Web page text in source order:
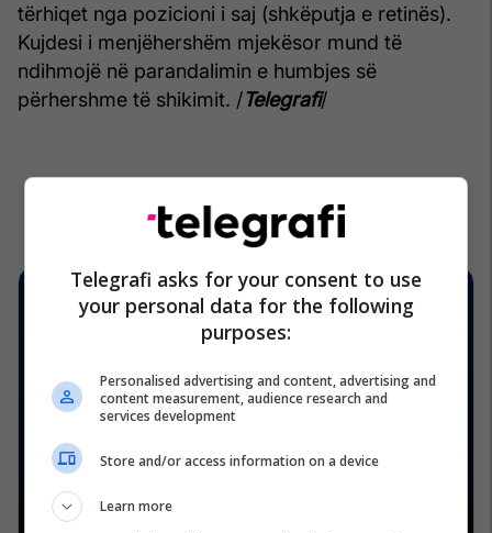
tërhiqet nga pozicioni i saj (shkëputja e retinës).
Kujdesi i menjëhershëm mjekësor mund të
ndihmojë në parandalimin e humbjes së
përhershme të shikimit. /Telegrafi/
Telegrafi asks for your consent to use
your personal data for the following
purposes:
Personalised advertising and content, advertising and
content measurement, audience research and
services development
Store and/or access information on a device
Learn more